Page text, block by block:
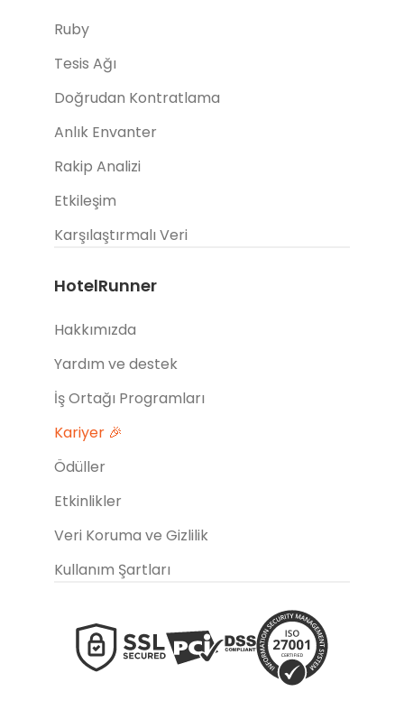
Ruby
Tesis Ağı
Doğrudan Kontratlama
Anlık Envanter
Rakip Analizi
Etkileşim
Karşılaştırmalı Veri
HotelRunner
Hakkımızda
Yardım ve destek
İş Ortağı Programları
Kariyer 🎉
Ödüller
Etkinlikler
Veri Koruma ve Gizlilik
Kullanım Şartları